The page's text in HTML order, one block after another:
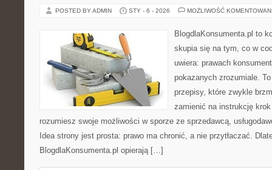
POSTED BY ADMIN STY - 6 - 2026 MOŻLIWOŚĆ
BlogdlaKonsumenta.pl to
skupia się na tym, co w
uwiera: prawach
pokazanych zrozumiale.
przepisy, które zwykle
zamienić na instrukcję
rozumiesz swoje możliwości w sporze ze sprzedawcą,
Idea strony jest prosta: prawo ma chronić, a nie przytłaczać.
BlogdlaKonsumenta.pl opierają […]